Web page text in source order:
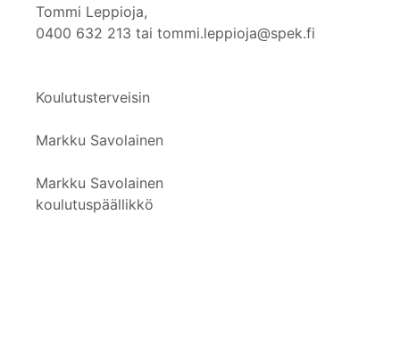
Tommi Leppioja,
0400 632 213 tai tommi.leppioja@spek.fi
Koulutusterveisin
Markku Savolainen
Markku Savolainen
koulutuspäällikkö